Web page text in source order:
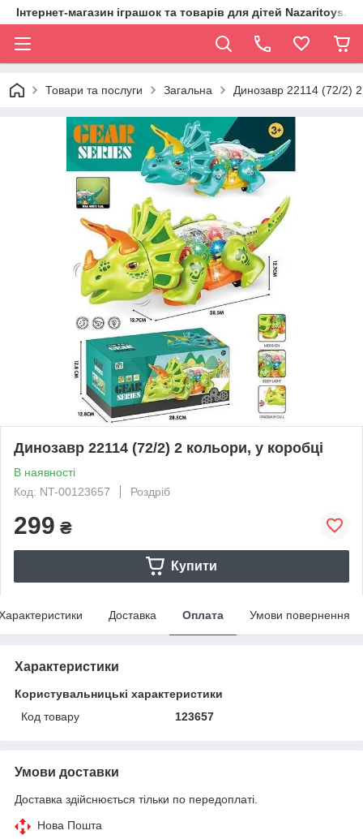
Інтернет-магазин іграшок та товарів для дітей
Товари та послуги Загальна Динозавр 22114 (72/2)
Динозавр 22114 (72/2) 2 кольори, у коробці
В наявності
Код: NT-00123657
Роздріб
299 ₴
Купити
Доставка Оплата Умови повернення
Характеристики
Користувальницькі характеристики
Код товару
123657
Умови доставки
Доставка здійснюється тільки по передоплаті.
Нова Пошта